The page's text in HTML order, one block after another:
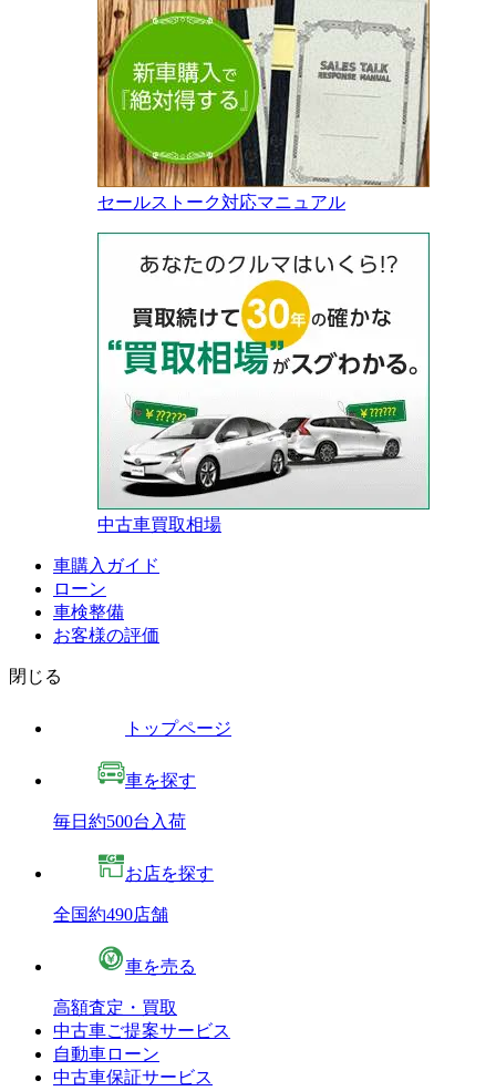
セールストーク対応マニュアル
中古車買取相場
車購入ガイド
ローン
車検整備
お客様の評価
閉じる
トップページ
車を探す
毎日約500台入荷
お店を探す
全国約490店舗
車を売る
高額査定・買取
中古車ご提案サービス
自動車ローン
中古車保証サービス